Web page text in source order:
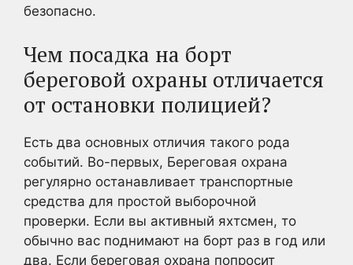
безопасно.
Чем посадка на борт
береговой охраны отличается
от остановки полицией?
Есть два основных отличия такого рода
событий. Во-первых, Береговая охрана
регулярно останавливает транспортные
средства для простой выборочной
проверки. Если вы активный яхтсмен, то
обычно вас поднимают на борт раз в год или
два. Если береговая охрана попросит